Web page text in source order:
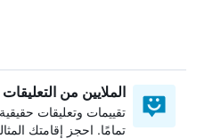
الملايين من التعليقات
تقييمات وتعليقات
تمامًا. احجز إقامتك